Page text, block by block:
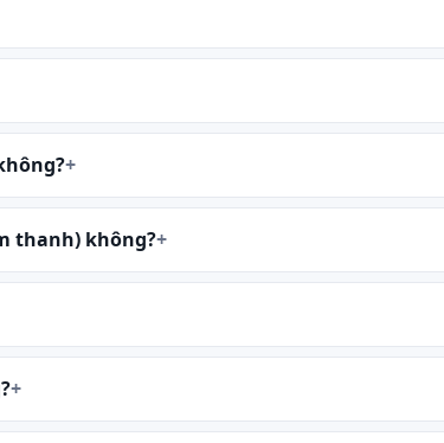
thanh) không?